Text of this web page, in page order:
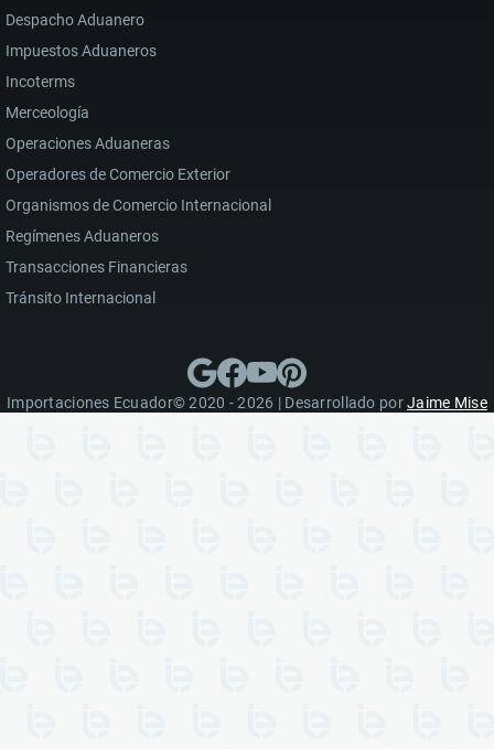
Despacho Aduanero
Impuestos Aduaneros
Incoterms
Merceología
Operaciones Aduaneras
Operadores de Comercio Exterior
Organismos de Comercio Internacional
Regímenes Aduaneros
Transacciones Financieras
Tránsito Internacional
Importaciones Ecuador© 2020 - 2026 | Desarrollado porJaime Mise